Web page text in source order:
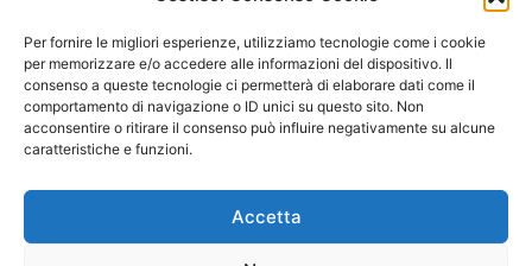
Per fornire le migliori esperienze, utilizziamo tecnologie come i cookie
per memorizzare e/o accedere alle informazioni del dispositivo. Il
consenso a queste tecnologie ci permetterà di elaborare dati come il
comportamento di navigazione o ID unici su questo sito. Non
acconsentire o ritirare il consenso può influire negativamente su alcune
caratteristiche e funzioni.
Accetta
Via Ottaviano 24 - 00192 Roma
06 575 8821
Policy
Cookie Policy